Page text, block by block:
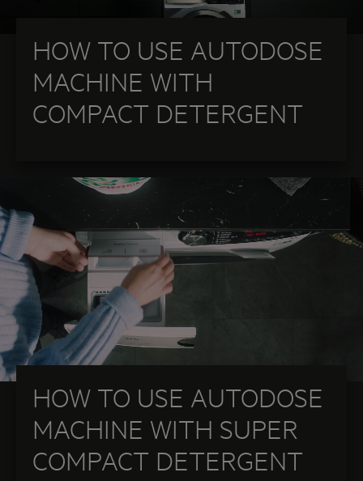
HOW TO USE AUTODOSE
MACHINE WITH
COMPACT DETERGENT
HOW TO USE AUTODOSE
MACHINE WITH SUPER
COMPACT DETERGENT